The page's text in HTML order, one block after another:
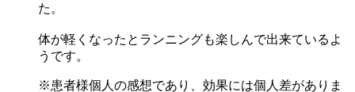
た。
体が軽くなったとランニングも楽しんで出来ているよ
うです。
※患者様個人の感想であり、効果には個人差がありま